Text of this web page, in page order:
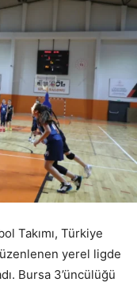
Takımı, Türkiye
yerel ligde
Bursa 3’üncülüğü